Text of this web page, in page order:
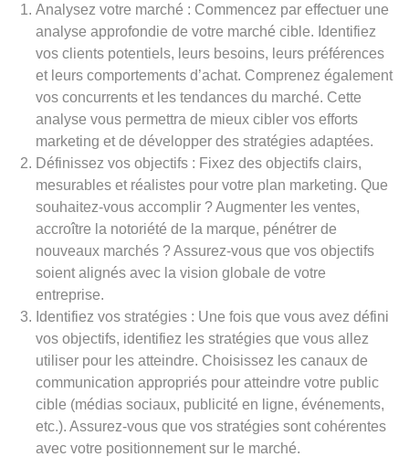
Analysez votre marché : Commencez par effectuer une
analyse approfondie de votre marché cible. Identifiez
vos clients potentiels, leurs besoins, leurs préférences
et leurs comportements d’achat. Comprenez également
vos concurrents et les tendances du marché. Cette
analyse vous permettra de mieux cibler vos efforts
marketing et de développer des stratégies adaptées.
Définissez vos objectifs : Fixez des objectifs clairs,
mesurables et réalistes pour votre plan marketing. Que
souhaitez-vous accomplir ? Augmenter les ventes,
accroître la notoriété de la marque, pénétrer de
nouveaux marchés ? Assurez-vous que vos objectifs
soient alignés avec la vision globale de votre
entreprise.
Identifiez vos stratégies : Une fois que vous avez défini
vos objectifs, identifiez les stratégies que vous allez
utiliser pour les atteindre. Choisissez les canaux de
communication appropriés pour atteindre votre public
cible (médias sociaux, publicité en ligne, événements,
etc.). Assurez-vous que vos stratégies sont cohérentes
avec votre positionnement sur le marché.